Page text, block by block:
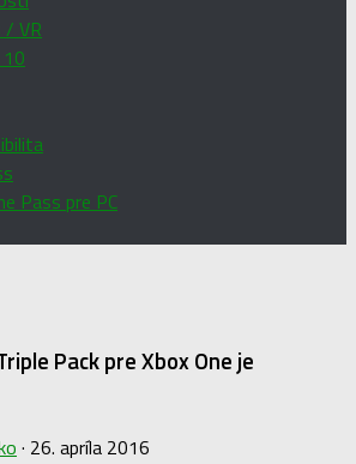
/ VR
Pass pre PC
Pack pre Xbox One je
· 26. apríla 2016